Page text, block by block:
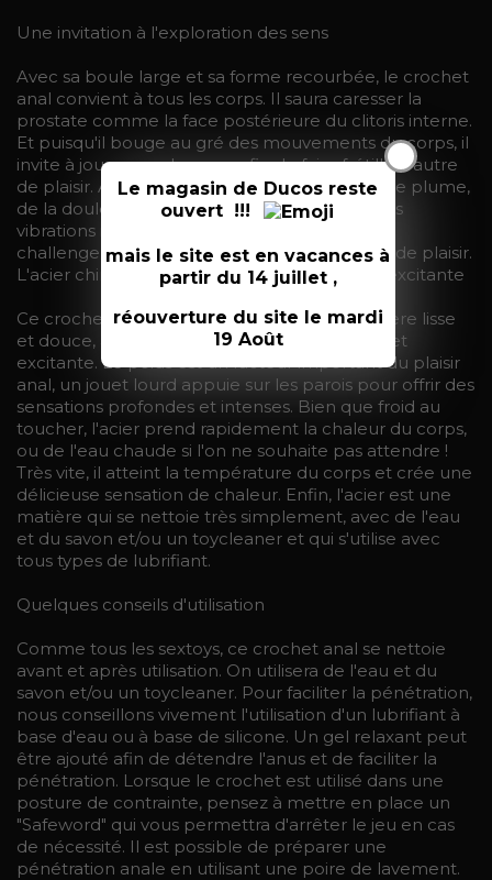
X
Le magasin de Ducos reste
ouvert !!!
mais le site est en vacances à
partir du 14 juillet ,
réouverture du site le mardi
19 Août
Une invitation à l'exploration des sens
Avec sa boule large et sa forme recourbée, le crochet
anal convient à tous les corps. Il saura caresser la
prostate comme la face postérieure du clitoris interne.
Et puisqu'il bouge au gré des mouvements du corps, il
invite à jouer avec les sens afin de faire frétiller l'autre
de plaisir. Ainsi, on profitera de la caresse d'une plume,
de la douleur d'une roue à pics, ou encore des
vibrations intenses d'une wand vibrante qui
challengeront le porteur de ne pas se tordre de plaisir.
L'acier chirurgical, une matière délicieuse et excitante
Ce crochet est en acier chirurgical , une matiere lisse
et douce, à la fois lourde et froide, délicieuse et
excitante. Le poids est un facteur important du plaisir
anal, un jouet lourd appuie sur les parois pour offrir des
sensations profondes et intenses. Bien que froid au
toucher, l'acier prend rapidement la chaleur du corps,
ou de l'eau chaude si l'on ne souhaite pas attendre !
Très vite, il atteint la température du corps et crée une
délicieuse sensation de chaleur. Enfin, l'acier est une
matière qui se nettoie très simplement, avec de l'eau
et du savon et/ou un toycleaner et qui s'utilise avec
tous types de lubrifiant.
Quelques conseils d'utilisation
Comme tous les sextoys, ce crochet anal se nettoie
avant et après utilisation. On utilisera de l'eau et du
savon et/ou un toycleaner. Pour faciliter la pénétration,
nous conseillons vivement l'utilisation d'un lubrifiant à
base d'eau ou à base de silicone. Un gel relaxant peut
être ajouté afin de détendre l'anus et de faciliter la
pénétration. Lorsque le crochet est utilisé dans une
posture de contrainte, pensez à mettre en place un
"Safeword" qui vous permettra d'arrêter le jeu en cas
de nécessité. Il est possible de préparer une
pénétration anale en utilisant une poire de lavement.